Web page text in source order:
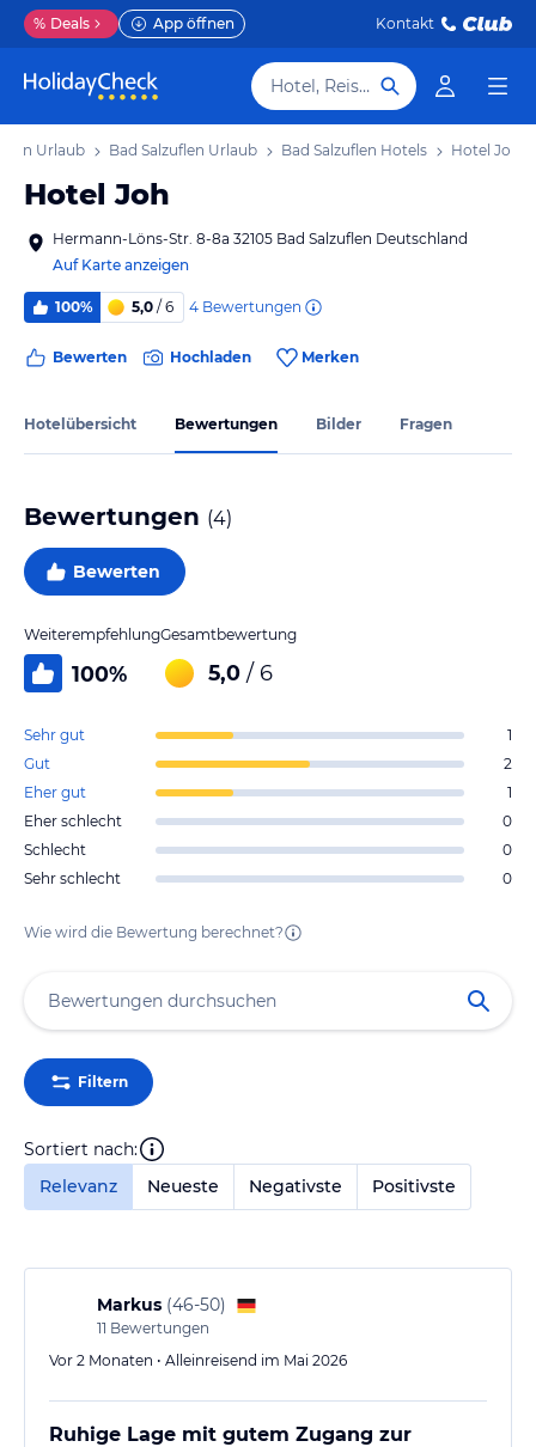
% Deals App öffnen Kontakt
Hotel, Reiseziel
Urlaub Bad Salzuflen Urlaub Bad Salzuflen Hotels Hotel Joh
Hotel Joh
Hermann-Löns-Str. 8-8a 32105 Bad Salzuflen Deutschland
Auf Karte anzeigen
100% 5,0 / 6 4 Bewertungen
Bewerten Hochladen Merken
Hotelübersicht Bewertungen Bilder Fragen
Bewertungen (4)
Bewerten
Weiterempfehlung
100%
Gesamtbewertung
5,0 / 6
Sehr gut
1
Gut
2
Eher gut
1
Eher schlecht
0
Schlecht
0
Sehr schlecht
0
Wie wird die Bewertung berechnet?
Filtern
Sortiert nach:
Relevanz
Neueste Negativste Positivste
Markus (46-50)
11 Bewertungen
Vor 2 Monaten • Alleinreisend im Mai 2026
Ruhige Lage mit gutem Zugang zur